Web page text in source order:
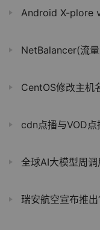
Android X-plore
NetBalancer(流
CentOS修改主机
cdn点播与VOD点
全球AI大模型周调用量连
瑞安航空宣布推出“大